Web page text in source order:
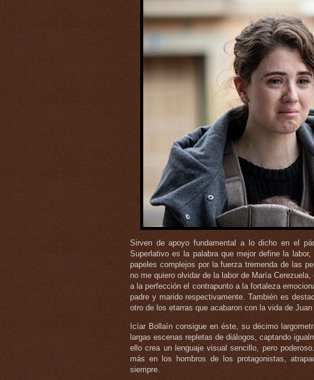
Sirven de apoyo fundamental a lo dicho en el
Superlativo es la palabra que mejor define la
papeles complejos por la fuerza tremenda de las
no me quiero olvidar de la labor de María
a la perfección el contrapunto a la fortaleza
padre y marido respectivamente. También es
otro de los etarras que acabaron con la vida de
Icíar Bollaín consigue en éste, su décimo
largas escenas repletas de diálogos, captando
ello crea un lenguaje visual sencillo, pero
más en los hombros de los protagonistas,
siempre.